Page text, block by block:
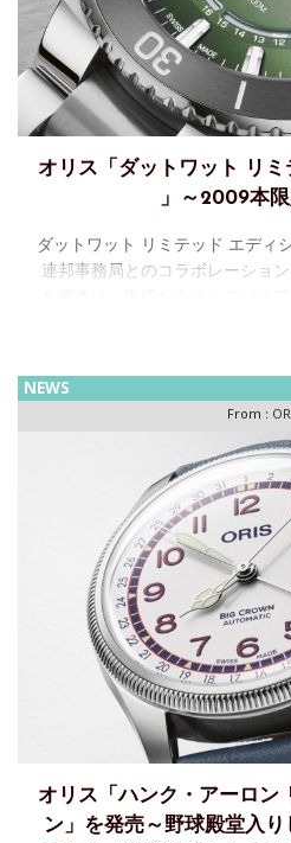
オリス「ダットワット リミ
」～2009本
ダットワット リミテッド エディ
連邦事務局とのコラボレーショ
トしたリミテッドエディション
NEWS
From :
オリス「ハンク・アーロン
ン」を発売～野球殿堂入